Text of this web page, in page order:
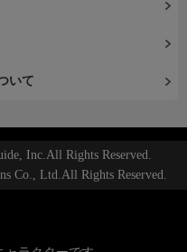
いて
Inc.All Rights Reserved.
Co., Ltd.All Rights Reserved.